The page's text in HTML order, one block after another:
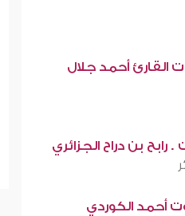
القارئ أحمد جلال
رابح بن دراح الجزائري
أحمد الكوردي